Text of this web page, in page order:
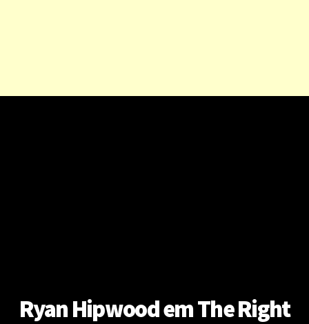
Ryan Hipwood em The Right